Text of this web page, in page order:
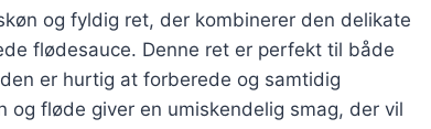
og fyldig ret, der kombinerer den delikate
flødesauce. Denne ret er perfekt til både
er hurtig at forberede og samtidig
fløde giver en umiskendelig smag, der vil